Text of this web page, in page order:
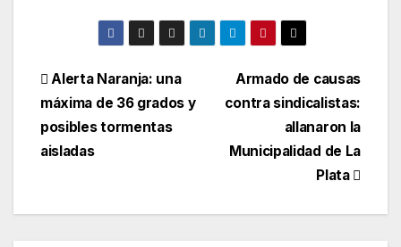
Armado de causas
contra sindicalistas:
allanaron la
Municipalidad de La
Plata
Alerta Naranja: una
máxima de 36 grados y
posibles tormentas
aisladas